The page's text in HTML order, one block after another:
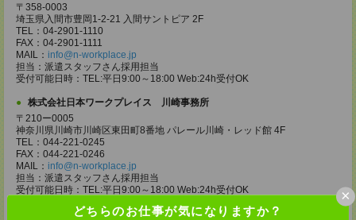
どちらのお仕事が気になりますか？
×
〒358-0003
埼玉県入間市豊岡1-2-21 入間サントピア 2F
TEL：04-2901-1110
FAX：04-2901-1111
MAIL： info@n-workplace.jp
担当：派遣スタッフさん採用担当
受付可能日時：TEL:平日9:00～18:00 Web:24h受付OK
株式会社日本ワークプレイス 川崎事務所
〒210ー0005
神奈川県川崎市川崎区東田町8番地 パレール川崎・レッド館 4F
TEL：044-221-0245
FAX：044-221-0246
MAIL： info@n-workplace.jp
担当：派遣スタッフさん採用担当
受付可能日時：TEL:平日9:00～18:00 Web:24h受付OK
株式会社日本ワークプレイス 神奈川支店